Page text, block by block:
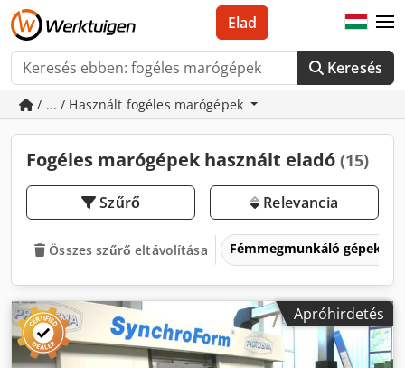
Keresés
Elad
/ ... / Használt fogéles marógépek
Fogéles marógépek használt eladó (15)
Szűrő Relevancia
Összes szűrő eltávolítása Fémmegmunkáló gépek és
Apróhirdetés